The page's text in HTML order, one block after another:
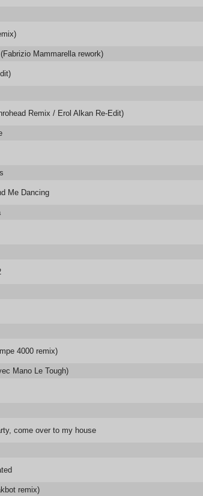
Mammarella rework)
Remix / Erol Alkan Re-Edit)
Me Dancing
4000 remix)
Mano Le Tough)
come over to my house
remix)